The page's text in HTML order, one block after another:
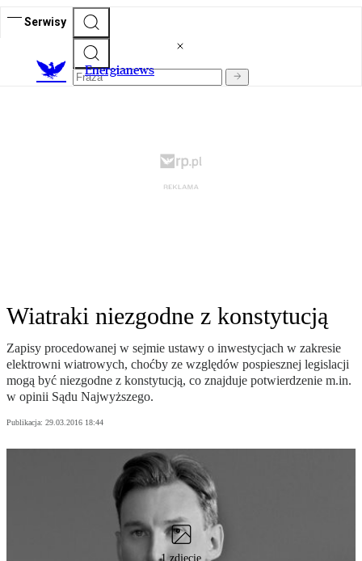
Serwisy
Energianews
Wiatraki niezgodne z konstytucją
Zapisy procedowanej w sejmie ustawy o inwestycjach w zakresie
elektrowni wiatrowych, choćby ze względów pospiesznej legislacji
mogą być niezgodne z konstytucją, co znajduje potwierdzenie m.in.
w opinii Sądu Najwyższego.
Publikacja: 29.03.2016 18:44
1 zdjęcie